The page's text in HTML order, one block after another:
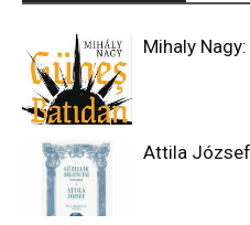
Mihaly
Attila